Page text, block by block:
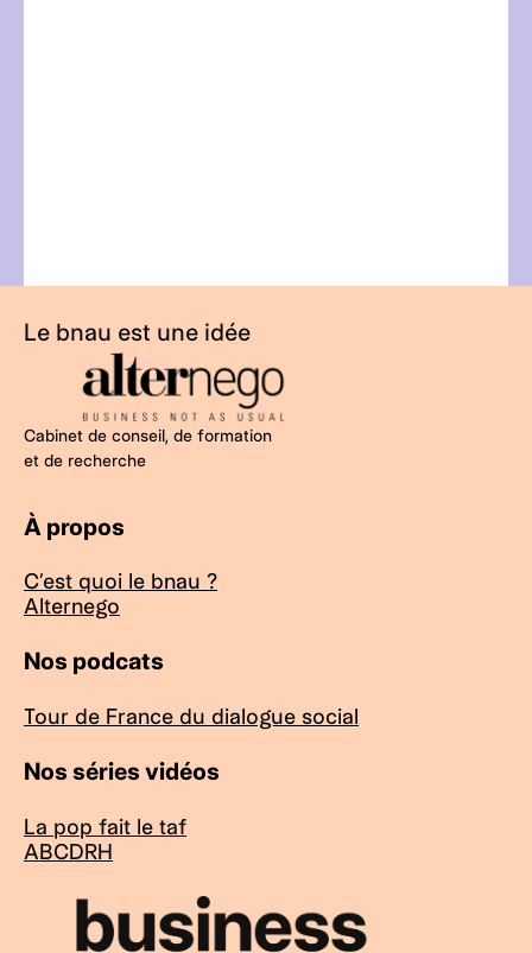
Le bnau est une idée
Cabinet de conseil, de formation
et de recherche
À propos
C’est quoi le bnau ?
Alternego
Nos podcats
Tour de France du dialogue social
Nos séries vidéos
La pop fait le taf
ABCDRH